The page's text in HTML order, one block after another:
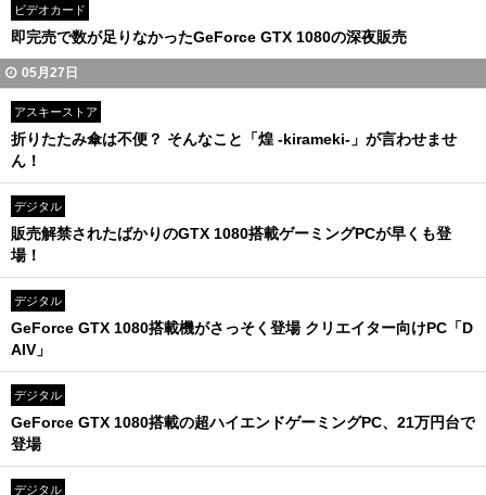
ビデオカード
即完売で数が足りなかったGeForce GTX 1080の深夜販売
05月27日
アスキーストア
折りたたみ傘は不便？ そんなこと「煌 -kirameki-」が言わせませ
ん！
デジタル
販売解禁されたばかりのGTX 1080搭載ゲーミングPCが早くも登
場！
デジタル
GeForce GTX 1080搭載機がさっそく登場 クリエイター向けPC「D
AIV」
デジタル
GeForce GTX 1080搭載の超ハイエンドゲーミングPC、21万円台で
登場
デジタル